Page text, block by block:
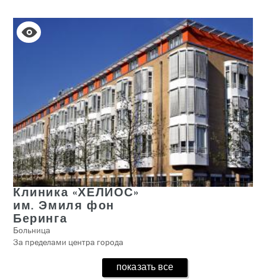
Клиника «ХЕЛИОС»
им. Эмиля фон
Беринга
Больница
За пределами центра города
показать все